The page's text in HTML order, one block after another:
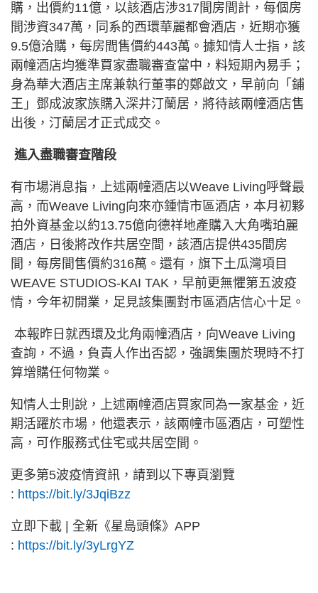
購，出價約11億，以該酒店涉317間房間計，每個房
間涉資347萬，同系的西環華麗都會酒店，近期亦獲
9.5億洽購，每房間售價約443萬。據知情人士指，該
兩幢酒店均獲準買家盡職審查當中，料短期內易手；
身為華大酒店主席兼執行董事的鄭啟文，早前向「鋪
王」鄧成波家族購入深井汀蘭居，將待該兩幢酒店售
出後，汀蘭居才正式成交。
進入盡職審查階段
有市場消息指，上述兩幢酒店以Weave Living呼聲最
高，而Weave Living向來亦鍾情市區酒店，本月初夥
拍外資基金以約13.75億向德祥地產購入大角嘴珀麗
酒店，日後將改作共居空間，該酒店提供435間房
間，每房間售價約316萬。還有，旗下土瓜灣項目
WEAVE STUDIOS-KAI TAK，早前更無懼第五波疫
情，今年初開業，足見該集團對市區酒店信心十足。
本報昨日就西環及北角兩幢酒店，向Weave Living
查詢，不過，負責人作出否認，強調集團於現時不打
算增購任何物業。
知情人士則說，上述兩幢酒店買家同為一家基金，近
期活躍於市場，他還表示，該兩幢市區酒店，可塑性
高，可作服務式住宅或共居空間。
更多第5波疫情資訊，請到以下專頁瀏覽
: https://bit.ly/3JqiBzz
立即下載 | 全新《星島頭條》APP
: https://bit.ly/3yLrgYZ